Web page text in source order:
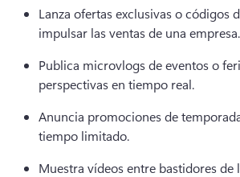
Lanza ofertas exclusivas o códigos
impulsar las ventas de una empresa.
Publica microvlogs de eventos o
perspectivas en tiempo real.
Anuncia promociones de
tiempo limitado.
Muestra vídeos entre bastidores de